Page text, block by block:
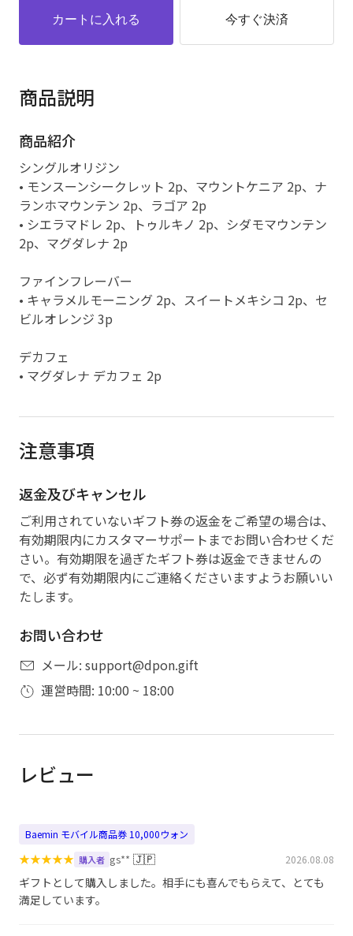
カートに入れる 今すぐ決済
商品説明
商品紹介
シングルオリジン
• モンスーンシークレット 2p、マウントケニア 2p、ナ
ランホマウンテン 2p、ラゴア 2p
• シエラマドレ 2p、トゥルキノ 2p、シダモマウンテン
2p、マグダレナ 2p
ファインフレーバー
• キャラメルモーニング 2p、スイートメキシコ 2p、セ
ビルオレンジ 3p
デカフェ
• マグダレナ デカフェ 2p
注意事項
返金及びキャンセル
ご利用されていないギフト券の返金をご希望の場合は、
有効期限内にカスタマーサポートまでお問い合わせくだ
さい。有効期限を過ぎたギフト券は返金できませんの
で、必ず有効期限内にご連絡くださいますようお願いい
たします。
お問い合わせ
メール: support@dpon.gift
運営時間: 10:00 ~ 18:00
レビュー
Baemin モバイル商品券 10,000ウォン
★★★★★ 購入者 gs** 🇯🇵 2026.08.08
ギフトとして購入しました。相手にも喜んでもらえて、とても
満足しています。